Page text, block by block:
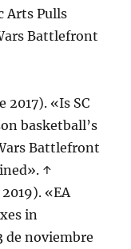
Arts Pulls
Battlefront
2017). «Is SC
basketball’s
Battlefront
↑
«EA
in
de noviembre